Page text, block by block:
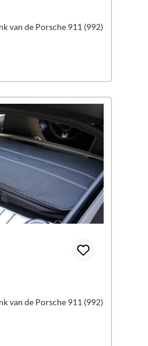
van de Porsche 911 (992)
van de Porsche 911 (992)